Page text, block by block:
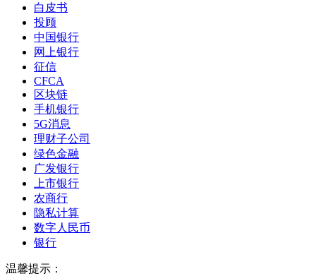
白皮书
投顾
中国银行
网上银行
征信
CFCA
区块链
手机银行
5G消息
理财子公司
绿色金融
广发银行
上市银行
农商行
隐私计算
数字人民币
银行
温馨提示：